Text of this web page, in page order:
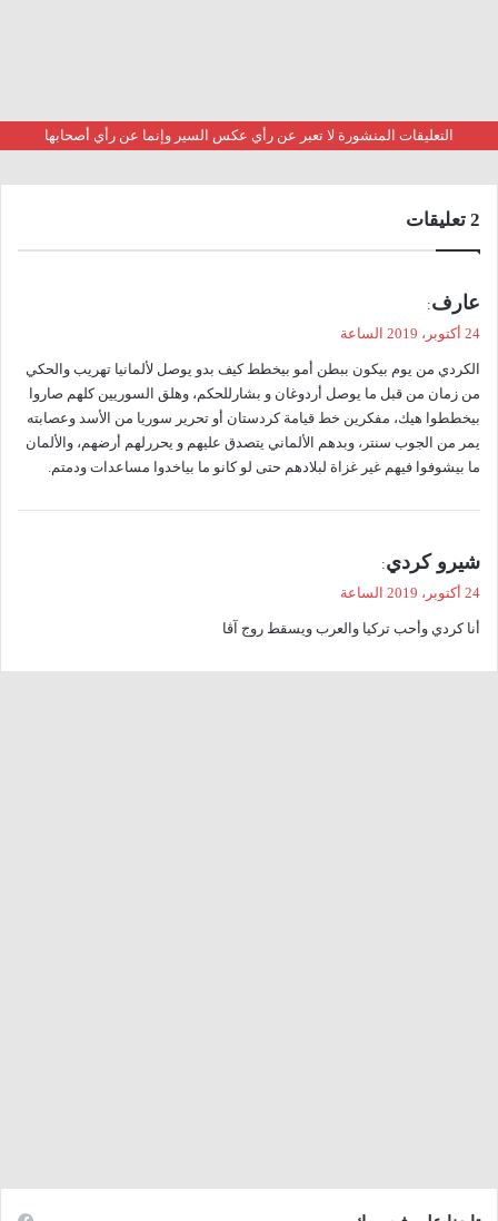
التعليقات المنشورة لا تعبر عن رأي عكس السير وإنما عن رأي أصحابها
‫2 تعليقات
ي
ل
عارف:
24 أكتوبر، 2019 الساعة
الكردي من يوم بيكون ببطن أمو بيخطط كيف بدو يوصل لألمانيا تهريب والحكي
من زمان من قبل ما يوصل أردوغان و بشارللحكم، وهلق السوريين كلهم صاروا
بيخططوا هيك، مفكرين خط قيامة كردستان أو تحرير سوريا من الأسد وعصابته
يمر من الجوب سنتر، وبدهم الألماني يتصدق عليهم و يحررلهم أرضهم، والألمان
ما بيشوفوا فيهم غير غزاة لبلادهم حتى لو كانو ما بياخدوا مساعدات ودمتم.
ي
ل
شيرو كردي:
24 أكتوبر، 2019 الساعة
أنا كردي وأحب تركيا والعرب ويسقط روج آڤا